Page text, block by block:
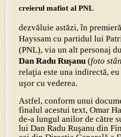
creierul mafiot al PNL
dezvăluie astăzi, în
Hayssam cu partidul lui
(PNL), via un alt personaj
Dan Radu Ruşanu(foto
relaţia este una indirectă,
uşor cu vederea.
Astfel, conform unui
finalul acestui text, Omar
de-a lungul anilor de către
lui Dan Radu Ruşanu din